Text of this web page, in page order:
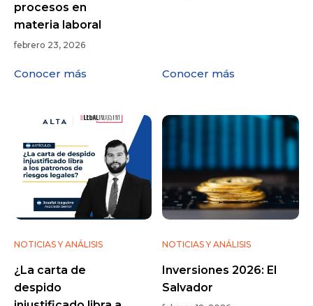
procesos en
materia laboral
febrero 23, 2026
Conocer más Conocer más
NOTICIAS Y ANÁLISIS
¿La carta de
despido
NOTICIAS Y ANÁLISIS
Inversiones 2026: El
Salvador